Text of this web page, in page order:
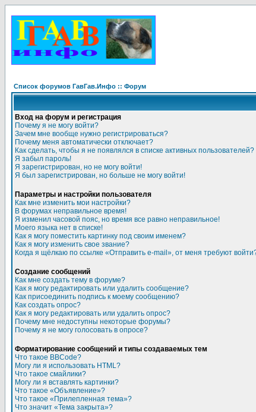
Список форумов ГавГав.Инфо :: Форум
Вход на форум и регистрация
Почему я не могу войти?
Зачем мне вообще нужно регистрироваться?
Почему меня автоматически отключает?
Как сделать, чтобы я не появлялся в списке активных пользователей?
Я забыл пароль!
Я зарегистрирован, но не могу войти!
Я был зарегистрирован, но больше не могу войти!
Параметры и настройки пользователя
Как мне изменить мои настройки?
В форумах неправильное время!
Я изменил часовой пояс, но время все равно неправильное!
Моего языка нет в списке!
Как я могу поместить картинку под своим именем?
Как я могу изменить свое звание?
Когда я щёлкаю по ссылке «Отправить e-mail», от меня требуют
Создание сообщений
Как мне создать тему в форуме?
Как я могу редактировать или удалить сообщение?
Как присоединить подпись к моему сообщению?
Как создать опрос?
Как я могу редактировать или удалить опрос?
Почему мне недоступны некоторые форумы?
Почему я не могу голосовать в опросе?
Форматирование сообщений и типы создаваемых тем
Что такое BBCode?
Могу ли я использовать HTML?
Что такое смайлики?
Могу ли я вставлять картинки?
Что такое «Объявление»?
Что такое «Прилепленная тема»?
Что значит «Тема закрыта»?